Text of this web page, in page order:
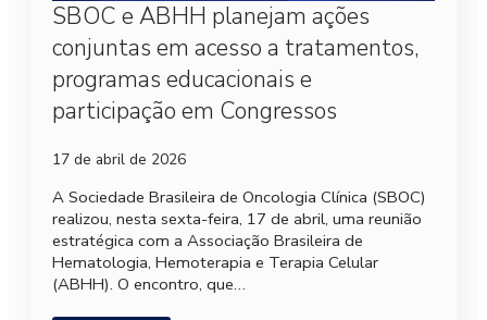
SBOC e ABHH planejam ações
conjuntas em acesso a tratamentos,
programas educacionais e
participação em Congressos
17 de abril de 2026
A Sociedade Brasileira de Oncologia Clínica (SBOC)
realizou, nesta sexta-feira, 17 de abril, uma reunião
estratégica com a Associação Brasileira de
Hematologia, Hemoterapia e Terapia Celular
(ABHH). O encontro, que…